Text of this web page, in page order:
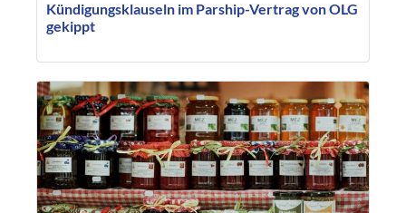
Kündigungsklauseln im Parship-Vertrag von OLG
gekippt